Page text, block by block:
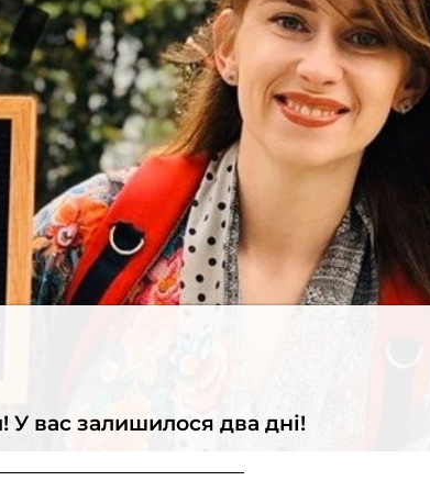
У вас залишилося два дні!